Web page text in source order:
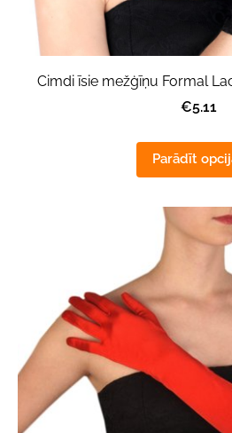
Cimdi īsie mežģīņu Formal
€5.11
Parādīt